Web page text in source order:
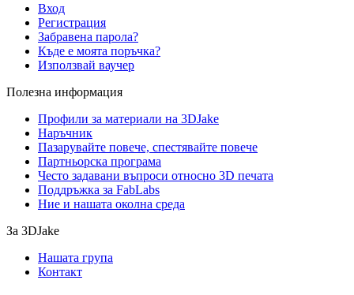
Вход
Регистрация
Забравена парола?
Къде е моята поръчка?
Използвай ваучер
Полезна информация
Профили за материали на 3DJake
Наръчник
Пазарувайте повече, спестявайте повече
Партньорска програма
Често задавани въпроси относно 3D печата
Поддръжка за FabLabs
Ние и нашата околна среда
За 3DJake
Нашата група
Контакт